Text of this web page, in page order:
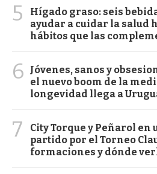
5
Hígado graso: seis
ayudar a cuidar la salud
hábitos que las
6
Jóvenes, sanos y
el nuevo boom de la
longevidad llega a
7
City Torque y Peñarol en
partido por el Torneo
formaciones y dónde